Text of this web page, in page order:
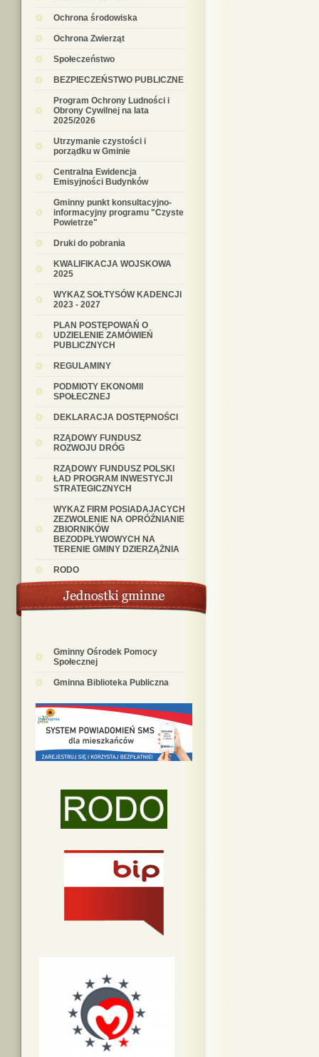
Ochrona środowiska
Ochrona Zwierząt
Społeczeństwo
BEZPIECZEŃSTWO PUBLICZNE
Program Ochrony Ludności i
Obrony Cywilnej na lata
2025/2026
Utrzymanie czystości i
porządku w Gminie
Centralna Ewidencja
Emisyjności Budynków
Gminny punkt konsultacyjno-
informacyjny programu "Czyste
Powietrze"
Druki do pobrania
KWALIFIKACJA WOJSKOWA
2025
WYKAZ SOŁTYSÓW KADENCJI
2023 - 2027
PLAN POSTĘPOWAŃ O
UDZIELENIE ZAMÓWIEŃ
PUBLICZNYCH
REGULAMINY
PODMIOTY EKONOMII
SPOŁECZNEJ
DEKLARACJA DOSTĘPNOŚCI
RZĄDOWY FUNDUSZ
ROZWOJU DRÓG
RZĄDOWY FUNDUSZ POLSKI
ŁAD PROGRAM INWESTYCJI
STRATEGICZNYCH
WYKAZ FIRM POSIADAJACYCH
ZEZWOLENIE NA OPRÓŹNIANIE
ZBIORNIKÓW
BEZODPŁYWOWYCH NA
TERENIE GMINY DZIERZĄŻNIA
RODO
Gminny Ośrodek Pomocy
Społecznej
Gminna Biblioteka Publiczna